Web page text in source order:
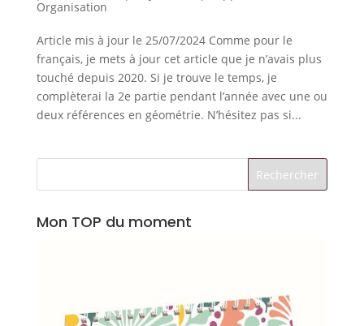
Organisation
Article mis à jour le 25/07/2024 Comme pour le
français, je mets à jour cet article que je n’avais plus
touché depuis 2020. Si je trouve le temps, je
complèterai la 2e partie pendant l’année avec une ou
deux références en géométrie. N’hésitez pas si...
Mon TOP du moment